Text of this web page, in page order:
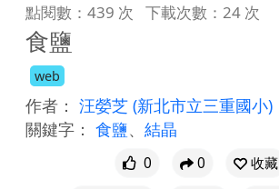
點閱數：439 次 下載次數：24 次
食鹽
web
作者： 汪嫈芝 (新北市立三重國小)
關鍵字： 食鹽、 結晶
0 0
收藏